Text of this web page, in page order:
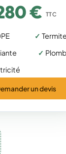
€ TTC
Plomb
un devis